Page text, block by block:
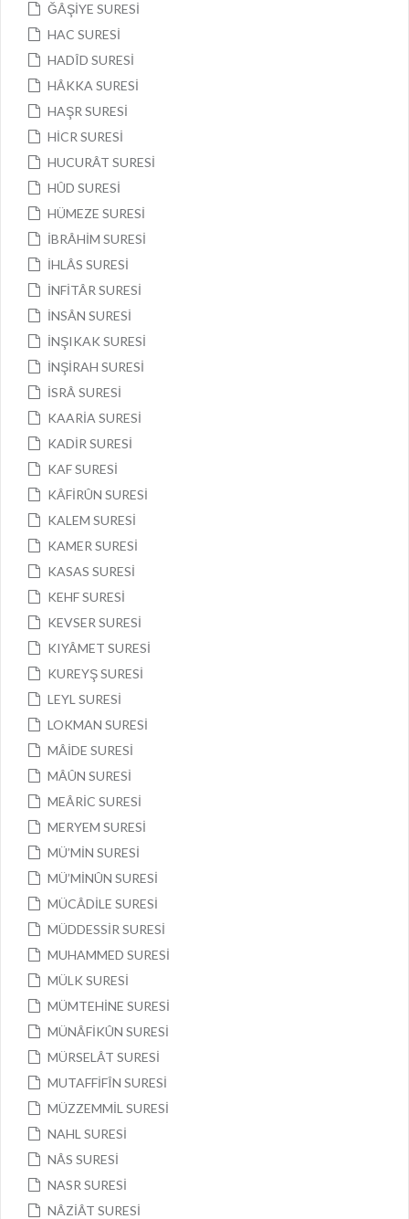
ĞÂŞİYE SURESİ
HAC SURESİ
HADÎD SURESİ
HÂKKA SURESİ
HAŞR SURESİ
HİCR SURESİ
HUCURÂT SURESİ
HÛD SURESİ
HÜMEZE SURESİ
İBRÂHİM SURESİ
İHLÂS SURESİ
İNFİTÂR SURESİ
İNSÂN SURESİ
İNŞIKAK SURESİ
İNŞİRAH SURESİ
İSRÂ SURESİ
KAARİA SURESİ
KADİR SURESİ
KAF SURESİ
KÂFİRÛN SURESİ
KALEM SURESİ
KAMER SURESİ
KASAS SURESİ
KEHF SURESİ
KEVSER SURESİ
KIYÂMET SURESİ
KUREYŞ SURESİ
LEYL SURESİ
LOKMAN SURESİ
MÂİDE SURESİ
MÂÛN SURESİ
MEÂRİC SURESİ
MERYEM SURESİ
MÜ’MİN SURESİ
MÜ’MİNÛN SURESİ
MÜCÂDİLE SURESİ
MÜDDESSİR SURESİ
MUHAMMED SURESİ
MÜLK SURESİ
MÜMTEHİNE SURESİ
MÜNÂFİKÛN SURESİ
MÜRSELÂT SURESİ
MUTAFFİFÎN SURESİ
MÜZZEMMİL SURESİ
NAHL SURESİ
NÂS SURESİ
NASR SURESİ
NÂZİÂT SURESİ